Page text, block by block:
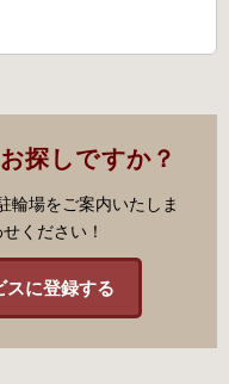
探しですか？
輪場をご案内いたしま
ください！
スに登録する